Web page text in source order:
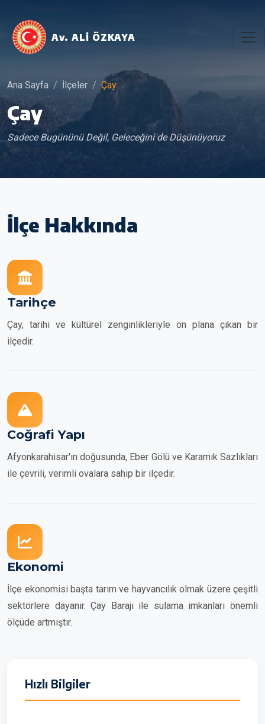
Av. ALİ ÖZKAYA
Ana Sayfa İlçeler Çay
Çay
Sadece Bugününü Değil, Geleceğini de Düşünüyoruz
İlçe Hakkında
Tarihçe
Çay, tarihi ve kültürel zenginlikleriyle ön plana çıkan bir
ilçedir.
Coğrafi Yapı
Afyonkarahisar'ın doğusunda, Eber Gölü ve Karamık Sazlıkları
ile çevrili, verimli ovalara sahip bir ilçedir.
Ekonomi
İlçe ekonomisi başta tarım ve hayvancılık olmak üzere çeşitli
sektörlere dayanır. Çay Barajı ile sulama imkanları önemli
ölçüde artmıştır.
Hızlı Bilgiler